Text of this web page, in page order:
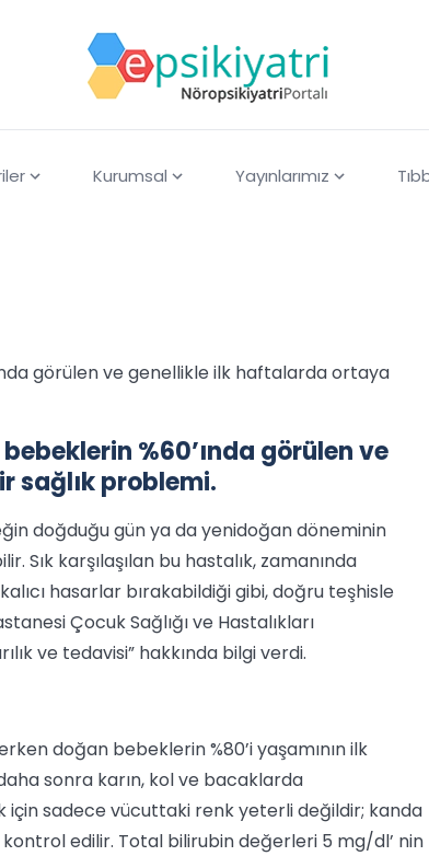
Kurumsal Yayınlarımız
görülen ve genellikle ilk haftalarda ortaya
%60’ında görülen ve
sağlık problemi.
doğduğu gün ya da yenidoğan döneminin
Sık karşılaşılan bu hastalık, zamanında
hasarlar bırakabildiği gibi, doğru teşhisle
Çocuk Sağlığı ve Hastalıkları
ve tedavisi” hakkında bilgi verdi.
doğan bebeklerin %80’i yaşamının ilk
sonra karın, kol ve bacaklarda
için sadece vücuttaki renk yeterli değildir; kanda
kontrol edilir. Total bilirubin değerleri 5 mg/dl’ nin